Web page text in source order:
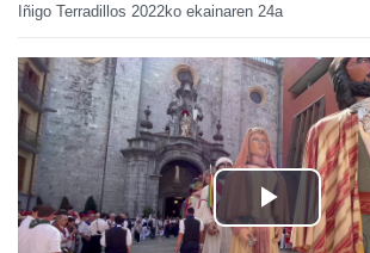
Iñigo Terradillos 2022ko ekainaren 24a